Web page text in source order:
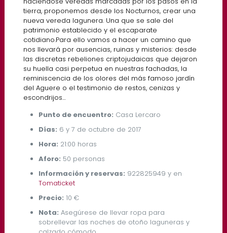
tierra, proponemos desde los Nocturnos, crear una
nueva vereda lagunera. Una que se sale del
patrimonio establecido y el escaparate
cotidiano.Para ello vamos a hacer un camino que
nos llevará por ausencias, ruinas y misterios: desde
las discretas rebeliones criptojudaicas que dejaron
su huella casi perpetua en nuestras fachadas, la
reminiscencia de los olores del más famoso jardín
del Aguere o el testimonio de restos, cenizas y
escondrijos…
Punto de encuentro: Casa Lercaro
Días: 6 y 7 de octubre de 2017
Hora: 21:00 horas
Aforo: 50 personas
Información y reservas: 922825949 y en
Tomaticket
Precio: 10 €
Nota: Asegúrese de llevar ropa para
sobrellevar las noches de otoño laguneras y